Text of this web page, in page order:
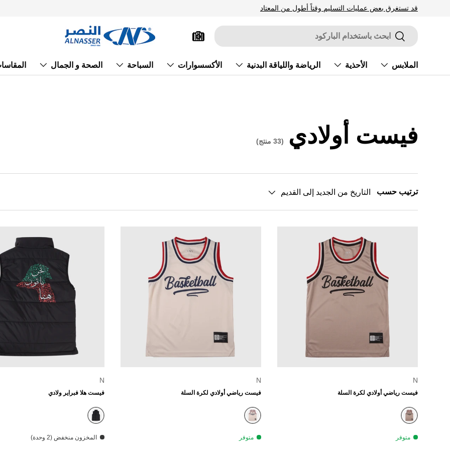
قد تستغرق بعض عمليات التسليم وقتاً أطول من المعتاد
بحث
بحث
الملابس الأحذية الرياضة واللياقة البدنية الأكسسوارات السباحة الصحة و الجمال
فيست أولادي (33 منتج)
ترتيب حسب التاريخ من الجديد إلى القديم
N
فيست رياضي أولادي لكرة السلة
بيج
متوفر
N
فيست رياضي أولادي لكرة السلة
أبيض مطفي
متوفر
N
فيست هلا فبراير ولادي
أسود
المخزون منخفض (2 وحدة)